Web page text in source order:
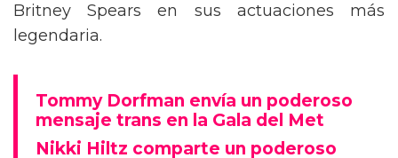
Britney Spears en sus actuaciones más
legendaria.
Tommy Dorfman envía un poderoso
mensaje trans en la Gala del Met
Nikki Hiltz comparte un poderoso